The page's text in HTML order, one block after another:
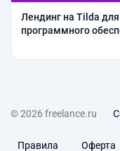
Лендинг на Tilda
программного
© 2026 freelance.ru
Правила Оферта